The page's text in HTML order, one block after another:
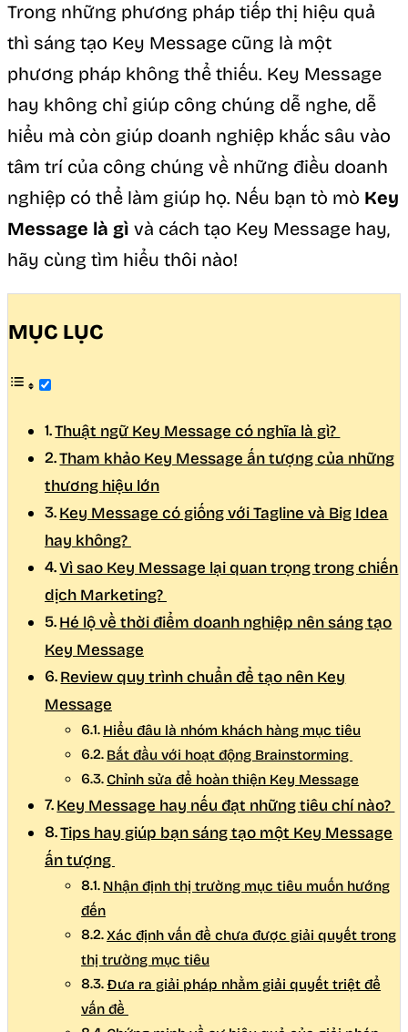
Trong những phương pháp tiếp thị hiệu quả
thì sáng tạo Key Message cũng là một
phương pháp không thể thiếu. Key Message
hay không chỉ giúp công chúng dễ nghe, dễ
hiểu mà còn giúp doanh nghiệp khắc sâu vào
tâm trí của công chúng về những điều doanh
nghiệp có thể làm giúp họ. Nếu bạn tò mò Key
Message là gì và cách tạo Key Message hay,
hãy cùng tìm hiểu thôi nào!
MỤC LỤC
Thuật ngữ Key Message có nghĩa là gì?
Tham khảo Key Message ấn tượng của những
thương hiệu lớn
Key Message có giống với Tagline và Big Idea
hay không?
Vì sao Key Message lại quan trọng trong chiến
dịch Marketing?
Hé lộ về thời điểm doanh nghiệp nên sáng tạo
Key Message
Review quy trình chuẩn để tạo nên Key
Message
Hiểu đâu là nhóm khách hàng mục tiêu
Bắt đầu với hoạt động Brainstorming
Chỉnh sửa để hoàn thiện Key Message
Key Message hay nếu đạt những tiêu chí nào?
Tips hay giúp bạn sáng tạo một Key Message
ấn tượng
Nhận định thị trường mục tiêu muốn hướng
đến
Xác định vấn đề chưa được giải quyết trong
thị trường mục tiêu
Đưa ra giải pháp nhằm giải quyết triệt để
vấn đề